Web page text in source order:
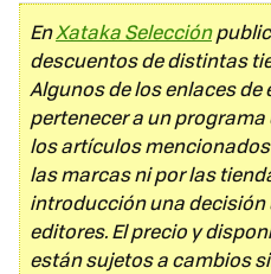
EnXataka Selección
descuentos de distintas
Algunos de los enlaces
pertenecer a un
los artículos
las marcas ni por las
introducción una decisión
editores. El precio y
están sujetos a cambios